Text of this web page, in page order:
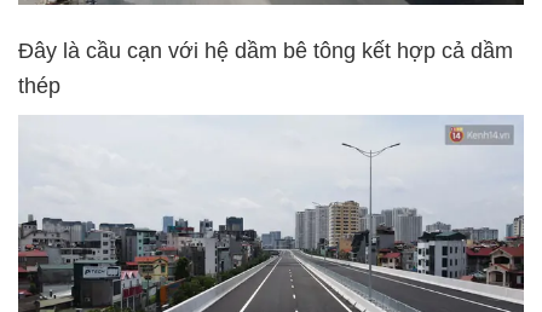
Đây là cầu cạn với hệ dầm bê tông kết hợp cả dầm
thép